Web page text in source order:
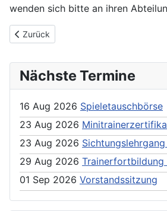
wenden sich bitte an ihren
Previous article: Protokolle Verbands-
Zurück
Nächste Termine
16 Aug 2026 Spieletauschbörse
23 Aug 2026
23 Aug 2026
29 Aug 2026 Trainerfortbildung
01 Sep 2026 Vorstandssitzung